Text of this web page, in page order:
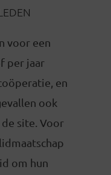
voor een
per jaar
en
ook
site. Voor
om hun